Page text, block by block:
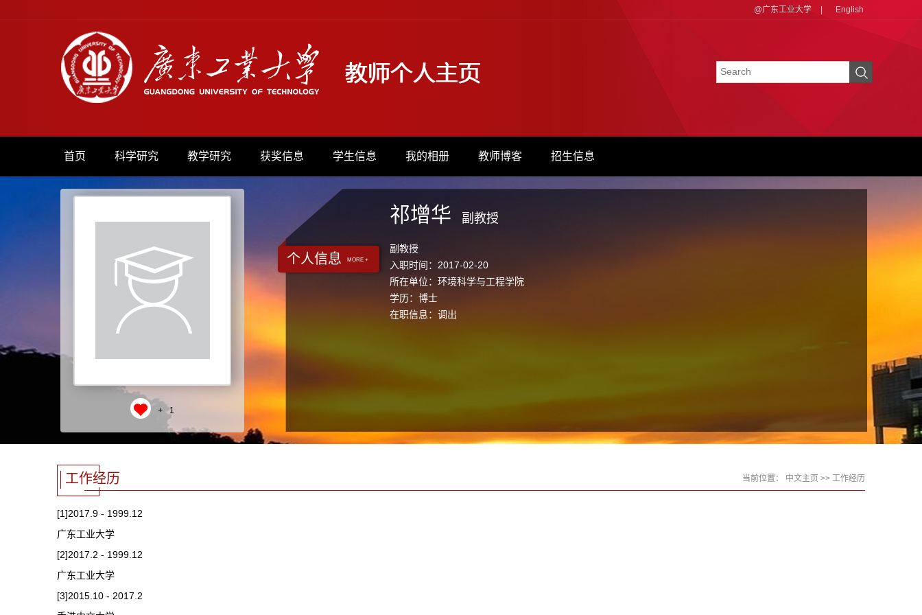
@广东工业大学 English
首页 科学研究 教学研究 获奖信息 学生信息 我的相册 教师博客 招生信息
+ 1
个人信息 MORE +
祁增华 副教授
副教授
入职时间：2017-02-20
所在单位：环境科学与工程学院
学历：博士
在职信息：调出
工作经历 当前位置： 中文主页 >> 工作经历
[1]2017.9 - 1999.12
广东工业大学
[2]2017.2 - 1999.12
广东工业大学
[3]2015.10 - 2017.2